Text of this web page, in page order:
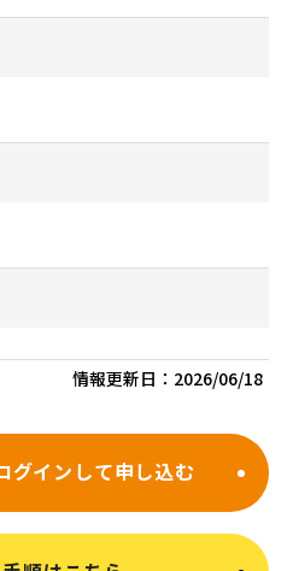
情報更新日： 2026/06/18
グインして申し込む